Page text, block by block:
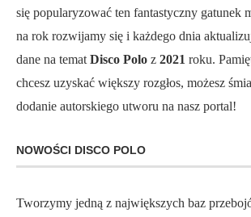
się popularyzować ten fantastyczny gatunek
na rok rozwijamy się i każdego dnia
dane na tematDisco Polo z 2021 roku.
chcesz uzyskać większy rozgłos, możesz
dodanie autorskiego utworu na nasz portal!
NOWOŚCI DISCO POLO
Tworzymy jedną z największych baz